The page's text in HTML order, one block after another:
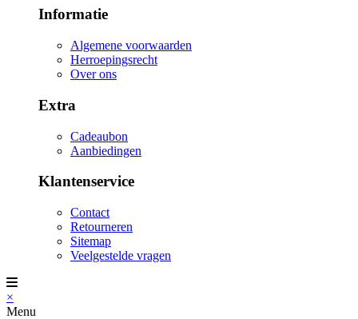
Informatie
Algemene voorwaarden
Herroepingsrecht
Over ons
Extra
Cadeaubon
Aanbiedingen
Klantenservice
Contact
Retourneren
Sitemap
Veelgestelde vragen
×
Menu